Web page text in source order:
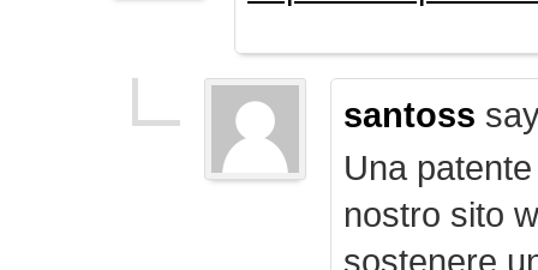
santoss
Una
nostro sito
sostenere